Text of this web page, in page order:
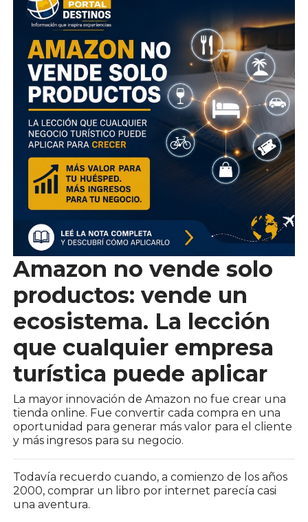
Amazon no vende solo
productos: vende un
ecosistema. La lección
que cualquier empresa
turística puede aplicar
La mayor innovación de Amazon no fue crear una
tienda online. Fue convertir cada compra en una
oportunidad para generar más valor para el cliente
y más ingresos para su negocio.
Todavía recuerdo cuando, a comienzo de los años
2000, comprar un libro por internet parecía casi
una aventura.